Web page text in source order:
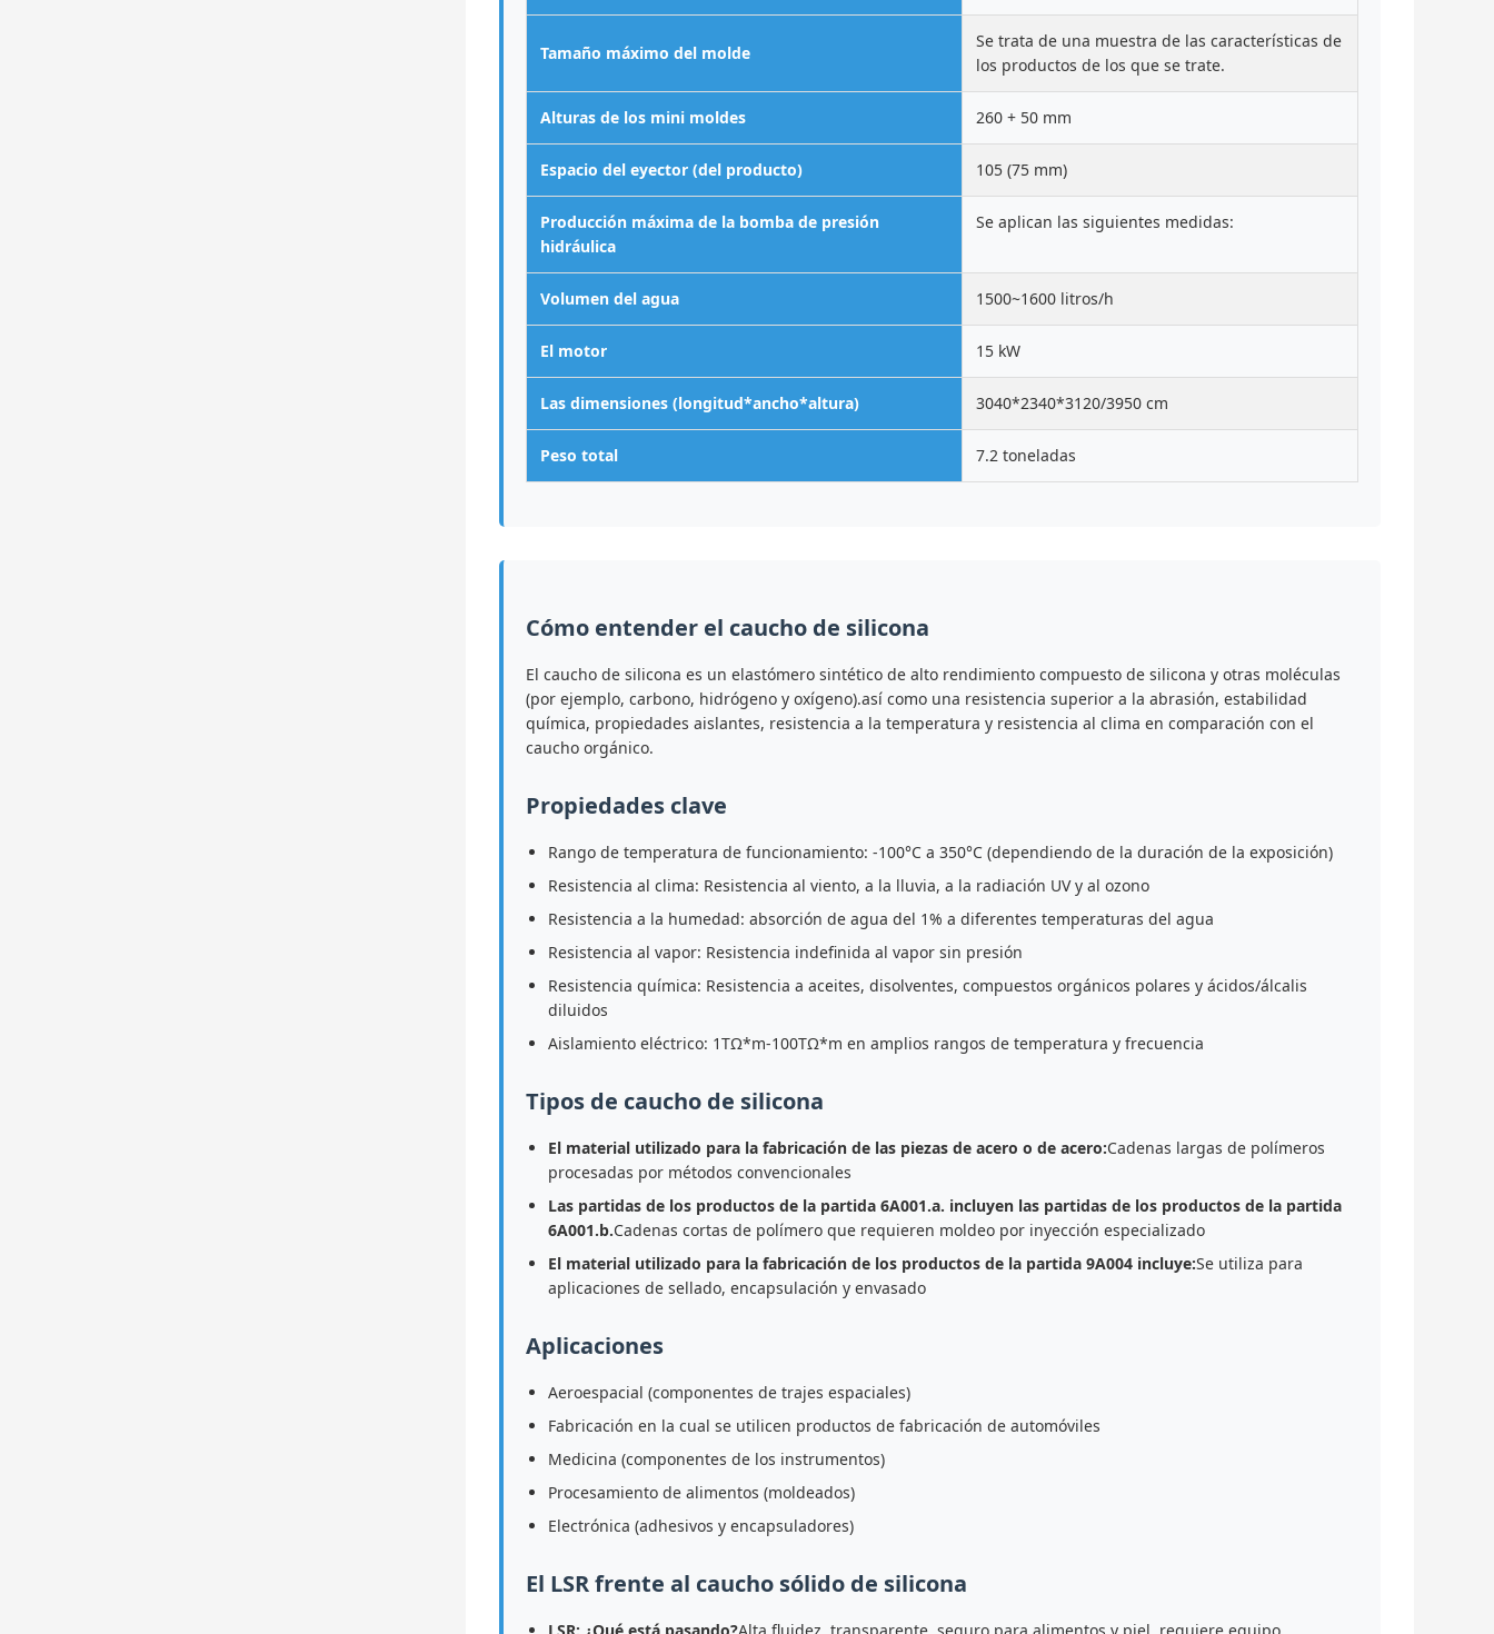
Tamaño máximo del molde
Se trata de una muestra de las características de
los productos de los que se trate.
Alturas de los mini moldes 260 + 50 mm
Espacio del eyector (del producto) 105 (75 mm)
Producción máxima de la bomba de presión
hidráulica
Se aplican las siguientes medidas:
Volumen del agua 1500~1600 litros/h
El motor 15 kW
Las dimensiones (longitud*ancho*altura) 3040*2340*3120/3950 cm
Peso total 7.2 toneladas
Cómo entender el caucho de silicona
El caucho de silicona es un elastómero sintético de alto rendimiento compuesto de silicona y otras moléculas
(por ejemplo, carbono, hidrógeno y oxígeno).así como una resistencia superior a la abrasión, estabilidad
química, propiedades aislantes, resistencia a la temperatura y resistencia al clima en comparación con el
caucho orgánico.
Propiedades clave
Rango de temperatura de funcionamiento: -100°C a 350°C (dependiendo de la duración de la exposición)
Resistencia al clima: Resistencia al viento, a la lluvia, a la radiación UV y al ozono
Resistencia a la humedad: absorción de agua del 1% a diferentes temperaturas del agua
Resistencia al vapor: Resistencia indefinida al vapor sin presión
Resistencia química: Resistencia a aceites, disolventes, compuestos orgánicos polares y ácidos/álcalis
diluidos
Aislamiento eléctrico: 1TΩ*m-100TΩ*m en amplios rangos de temperatura y frecuencia
Tipos de caucho de silicona
El material utilizado para la fabricación de las piezas de acero o de acero:Cadenas largas de polímeros
procesadas por métodos convencionales
Las partidas de los productos de la partida 6A001.a. incluyen las partidas de los productos de la partida
6A001.b.Cadenas cortas de polímero que requieren moldeo por inyección especializado
El material utilizado para la fabricación de los productos de la partida 9A004 incluye:Se utiliza para
aplicaciones de sellado, encapsulación y envasado
Aplicaciones
Aeroespacial (componentes de trajes espaciales)
Fabricación en la cual se utilicen productos de fabricación de automóviles
Medicina (componentes de los instrumentos)
Procesamiento de alimentos (moldeados)
Electrónica (adhesivos y encapsuladores)
El LSR frente al caucho sólido de silicona
LSR: ¿Qué está pasando?Alta fluidez, transparente, seguro para alimentos y piel, requiere equipo